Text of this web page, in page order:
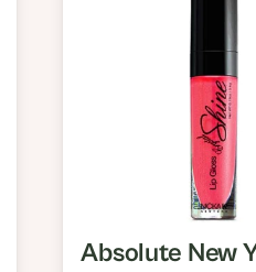
Absolute New